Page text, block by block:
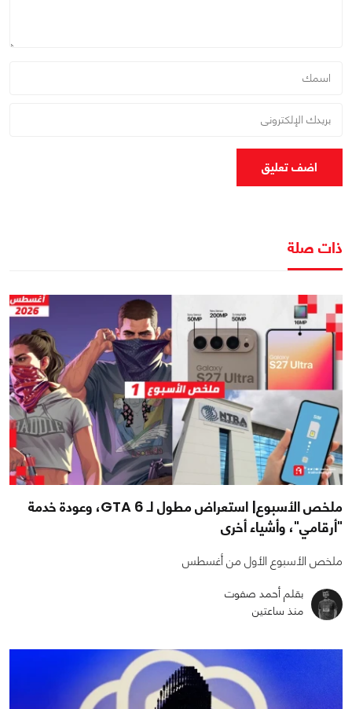
اضف تعليق
ذات صلة
ملخص الأسبوع| استعراض مطول لـ GTA 6، وعودة خدمة
"أرقامي"، وأشياء أخرى
ملخص الأسبوع الأول من أغسطس
بقلم أحمد صفوت
منذ ساعتين